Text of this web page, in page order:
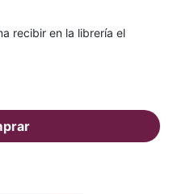
recibir en la librería el